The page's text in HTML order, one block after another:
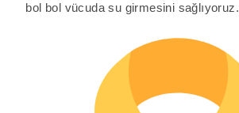
bol bol vücuda su girmesini sağlıyoruz.